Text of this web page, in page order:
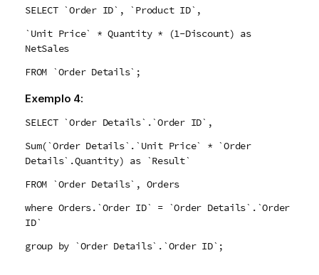
SELECT `Order ID`, `Product ID`,
`Unit Price` * Quantity * (1-Discount) as
NetSales
FROM `Order Details`;
Exemplo 4:
SELECT `Order Details`.`Order ID`,
Sum(`Order Details`.`Unit Price` * `Order
Details`.Quantity) as `Result`
FROM `Order Details`, Orders
where Orders.`Order ID` = `Order Details`.`Order
ID`
group by `Order Details`.`Order ID`;